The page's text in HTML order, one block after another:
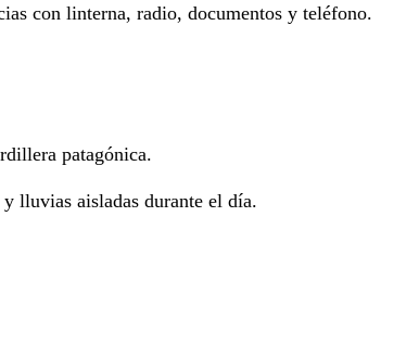
con linterna, radio, documentos y teléfono.
patagónica.
y lluvias aisladas durante el día.